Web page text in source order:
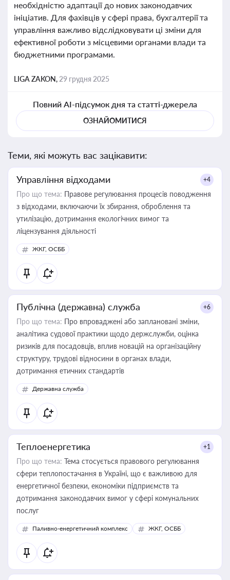
необхідністю адаптації до нових законодавчих
ініціатив. Для фахівців у сфері права, бухгалтерії та
управління важливо відслідковувати ці зміни для
ефективної роботи з місцевими органами влади та
бюджетними програмами.
LIGA ZAKON, 29 грудня 2025
Повний AI-підсумок дня та статті-джерела
ОЗНАЙОМИТИСЯ
Теми, які можуть вас зацікавити:
Управління відходами +4
Про що тема: Правове регулювання процесів поводження
з відходами, включаючи їх збирання, оброблення та
утилізацію, дотримання екологічних вимог та
ліцензування діяльності
ЖКГ, ОСББ
Публічна (державна) служба +6
Про що тема: Про впроваджені або заплановані зміни,
аналітика судової практики щодо держслужби, оцінка
ризиків для посадовців, вплив новацій на організаційну
структуру, трудові відносини в органах влади,
дотримання етичних стандартів
Державна служба
Теплоенергетика +1
Про що тема: Тема стосується правового регулювання
сфери теплопостачання в Україні, що є важливою для
енергетичної безпеки, економіки підприємств та
дотримання законодавчих вимог у сфері комунальних
послуг
Паливно-енергетичний комплекс ЖКГ, ОСББ